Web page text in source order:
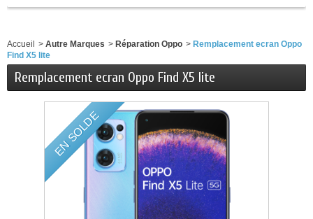
Accueil > Autre Marques > Réparation Oppo > Remplacement ecran Oppo
Find X5 lite
Remplacement ecran Oppo Find X5 lite
EN SOLDE